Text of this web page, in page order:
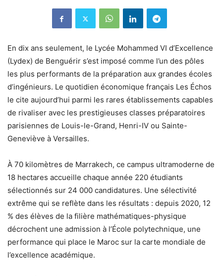
En dix ans seulement, le Lycée Mohammed VI d’Excellence
(Lydex) de Benguérir s’est imposé comme l’un des pôles
les plus performants de la préparation aux grandes écoles
d’ingénieurs. Le quotidien économique français Les Échos
le cite aujourd’hui parmi les rares établissements capables
de rivaliser avec les prestigieuses classes préparatoires
parisiennes de Louis-le-Grand, Henri-IV ou Sainte-
Geneviève à Versailles.
À 70 kilomètres de Marrakech, ce campus ultramoderne de
18 hectares accueille chaque année 220 étudiants
sélectionnés sur 24 000 candidatures. Une sélectivité
extrême qui se reflète dans les résultats : depuis 2020, 12
% des élèves de la filière mathématiques-physique
décrochent une admission à l’École polytechnique, une
performance qui place le Maroc sur la carte mondiale de
l’excellence académique.